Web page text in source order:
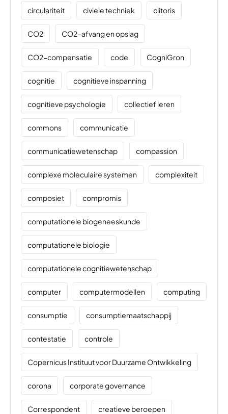
circulariteit civiele techniek clitoris
CO2 CO2-afvang en opslag
CO2-compensatie code CogniGron
cognitie cognitieve inspanning
cognitieve psychologie collectief leren
commons communicatie
communicatiewetenschap compassion
complexe moleculaire systemen complexiteit
composiet compromis
computationele biogeneeskunde
computationele biologie
computationele cognitiewetenschap
computer computermodellen computing
consumptie consumptiemaatschappij
contestatie controle
Copernicus Instituut voor Duurzame Ontwikkeling
corona corporate governance
Correspondent creatieve beroepen